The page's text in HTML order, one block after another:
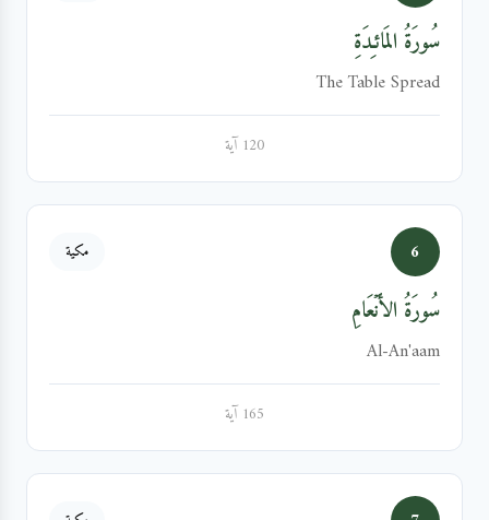
سُورَةُ المَائـِدَةِ
The Table Spread
120 آية
6 مكية
سُورَةُ الأَنۡعَامِ
Al-An'aam
165 آية